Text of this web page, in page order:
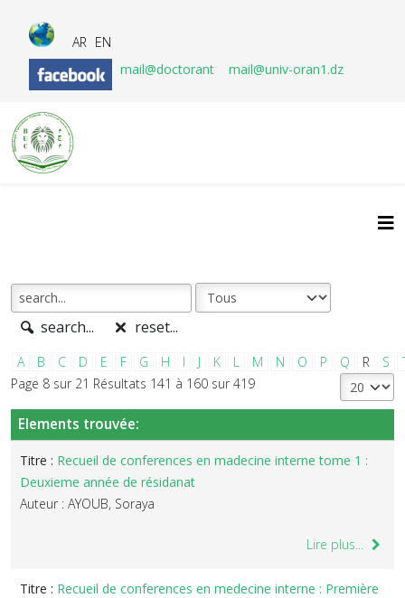
AR EN
mail@doctorant
mail@univ-oran1.dz
search... reset...
A B C D E F G H I J K L M N O P Q R S
Page 8 sur 21 Résultats 141 à 160 sur 419
Elements trouvée:
Titre : Recueil de conferences en madecine interne tome 1 :
Deuxieme année de résidanat
Auteur : AYOUB, Soraya
Lire plus...
Titre : Recueil de conferences en medecine interne : Première